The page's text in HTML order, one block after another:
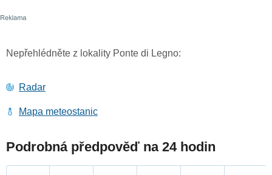
Nepřehlédněte z lokality Ponte di Legno:
Radar
Mapa meteostanic
Podrobná předpověď na 24 hodin